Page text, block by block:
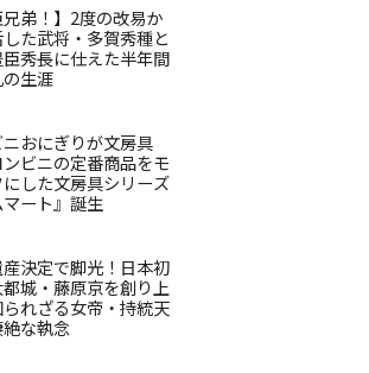
兄弟！】2度の改易か
た武将・多賀秀種と
臣秀長に仕えた半年間
の生涯
ニおにぎりが文房具
ンビニの定番商品をモ
した文房具シリーズ
マート』誕生
決定で脚光！日本初
城・藤原京を創り上
られざる女帝・持統天
な執念